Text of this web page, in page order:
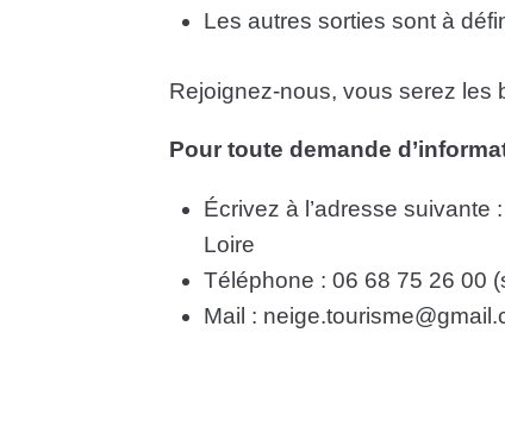
Les autres sorties sont à
Rejoignez-nous, vous serez les
Pour toute demande
Écrivez à l’adresse
Loire
Téléphone : 06 68 75 26 00
Mail :